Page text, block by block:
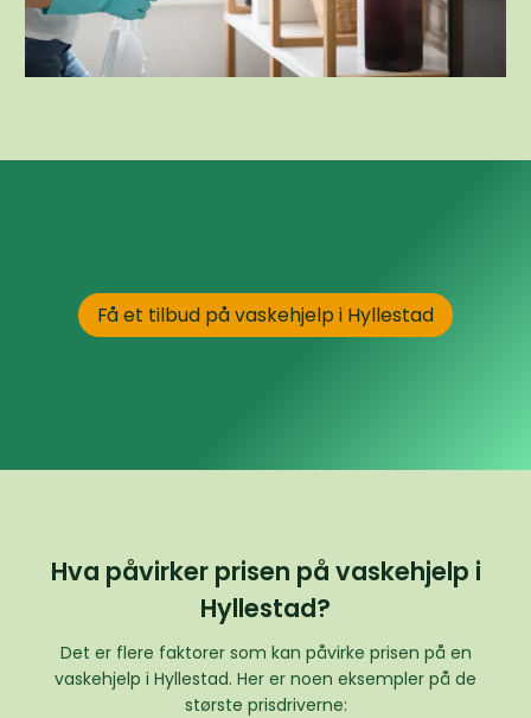
Få et tilbud på vaskehjelp i Hyllestad
Hva påvirker prisen på vaskehjelp i
Hyllestad?
Det er flere faktorer som kan påvirke prisen på en
vaskehjelp i Hyllestad. Her er noen eksempler på de
største prisdriverne: